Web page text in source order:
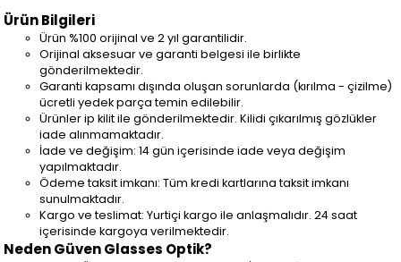
Ürün Bilgileri
Ürün %100 orijinal ve 2 yıl garantilidir.
Orijinal aksesuar ve garanti belgesi ile birlikte
gönderilmektedir.
Garanti kapsamı dışında oluşan sorunlarda (kırılma - çizilme)
ücretli yedek parça temin edilebilir.
Ürünler ip kilit ile gönderilmektedir. Kilidi çıkarılmış gözlükler
iade alınmamaktadır.
İade ve değişim: 14 gün içerisinde iade veya değişim
yapılmaktadır.
Ödeme taksit imkanı: Tüm kredi kartlarına taksit imkanı
sunulmaktadır.
Kargo ve teslimat: Yurtiçi kargo ile anlaşmalıdır. 24 saat
içerisinde kargoya verilmektedir.
Neden Güven Glasses Optik?